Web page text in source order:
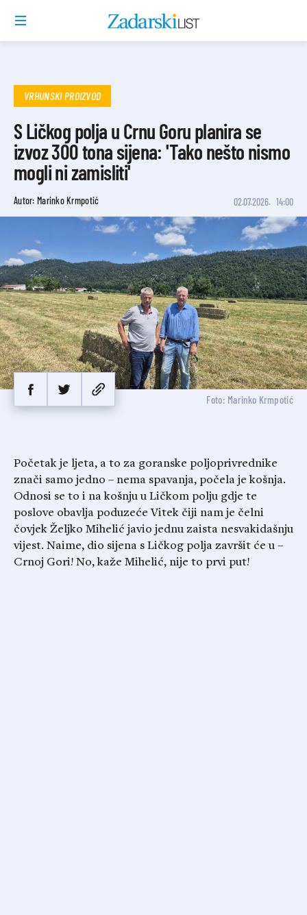
VRHUNSKI PROIZVOD
S Ličkog polja u Crnu Goru planira se
izvoz 300 tona sijena: 'Tako nešto nismo
mogli ni zamisliti'
Autor: Marinko Krmpotić 02.07.2026. 14:00
Foto: Marinko Krmpotić
Početak je ljeta, a to za goranske poljoprivrednike
znači samo jedno – nema spavanja, počela je košnja.
Odnosi se to i na košnju u Ličkom polju gdje te
poslove obavlja poduzeće Vitek čiji nam je čelni
čovjek Željko Mihelić javio jednu zaista nesvakidašnju
vijest. Naime, dio sijena s Ličkog polja završit će u –
Crnoj Gori! No, kaže Mihelić, nije to prvi put!